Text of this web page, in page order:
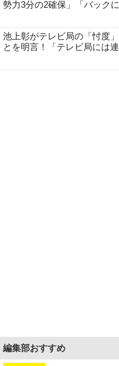
勢力3分の2確保」「バック
池上彰がテレビ局の「忖度
とを明言！「テレビ局には連
編集部おすすめ